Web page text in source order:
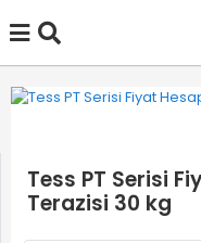
Tess PT Serisi
Terazisi 30 kg